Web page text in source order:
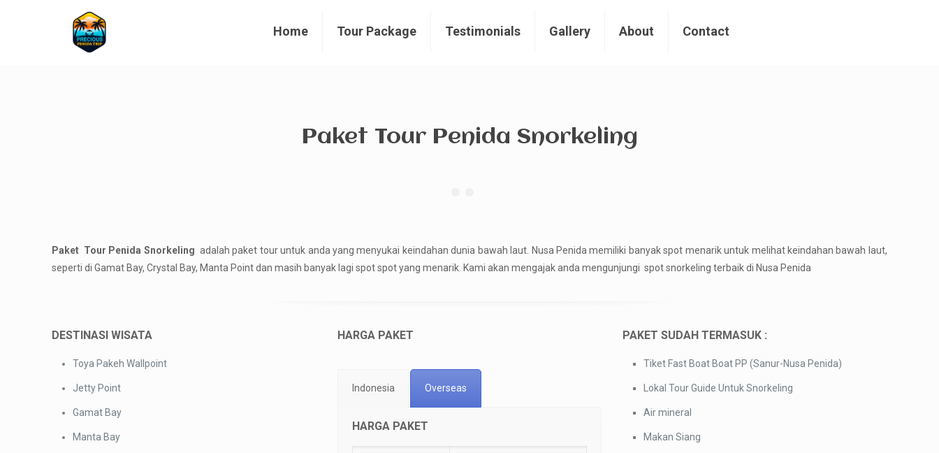
Home Tour Package Testimonials Gallery About Contact
Paket Tour Penida Snorkeling
Paket Tour Penida Snorkeling adalah paket tour untuk anda yang menyukai keindahan dunia bawah laut. Nusa Penida memiliki banyak spot menarik untuk melihat keindahan bawah laut,
seperti di Gamat Bay, Crystal Bay, Manta Point dan masih banyak lagi spot spot yang menarik. Kami akan mengajak anda mengunjungi spot snorkeling terbaik di Nusa Penida
DESTINASI WISATA
Toya Pakeh Wallpoint
Jetty Point
Gamat Bay
Manta Bay
HARGA PAKET
Indonesia Overseas
HARGA PAKET
PAKET SUDAH TERMASUK :
Tiket Fast Boat Boat PP (Sanur-Nusa Penida)
Lokal Tour Guide Untuk Snorkeling
Air mineral
Makan Siang